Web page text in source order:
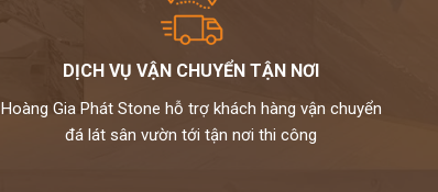
DỊCH VỤ VẬN CHUYỂN TẬN NƠI
Hoàng Gia Phát Stone hỗ trợ khách hàng vận chuyển
đá lát sân vườn tới tận nơi thi công